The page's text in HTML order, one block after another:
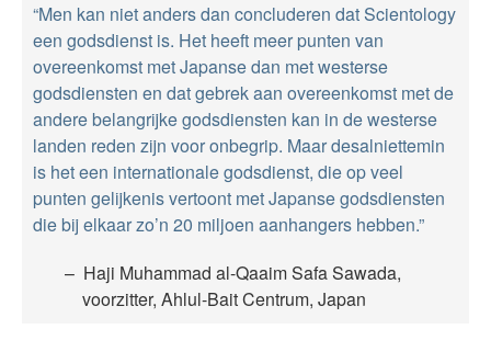
“Men kan niet anders dan concluderen dat Scientology
een godsdienst is. Het heeft meer punten van
overeenkomst met Japanse dan met westerse
godsdiensten en dat gebrek aan overeenkomst met de
andere belangrijke godsdiensten kan in de westerse
landen reden zijn voor onbegrip. Maar desalniettemin
is het een internationale godsdienst, die op veel
punten gelijkenis vertoont met Japanse godsdiensten
die bij elkaar zo’n 20 miljoen aanhangers hebben.”
Haji Muhammad al-Qaaim Safa Sawada,
voorzitter, Ahlul-Bait Centrum, Japan